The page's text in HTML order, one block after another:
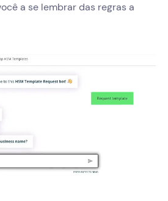
a se lembrar das regras a